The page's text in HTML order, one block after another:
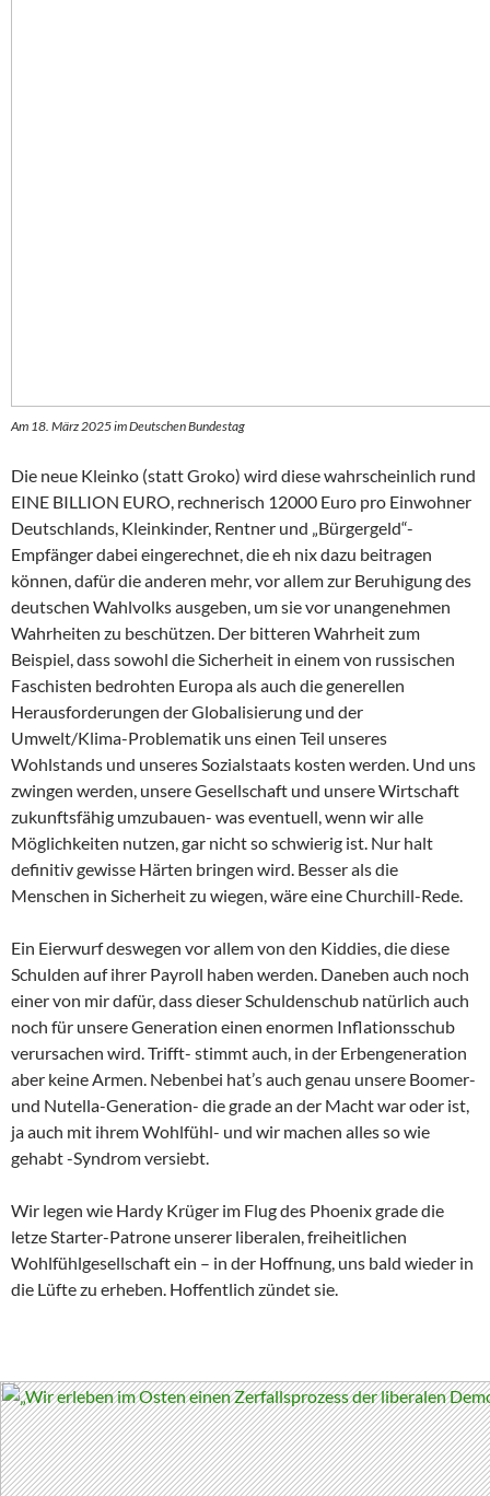
Am 18. März 2025 im Deutschen Bundestag
Die neue Kleinko (statt Groko) wird diese wahrscheinlich rund
EINE BILLION EURO, rechnerisch 12000 Euro pro Einwohner
Deutschlands, Kleinkinder, Rentner und „Bürgergeld“-
Empfänger dabei eingerechnet, die eh nix dazu beitragen
können, dafür die anderen mehr, vor allem zur Beruhigung des
deutschen Wahlvolks ausgeben, um sie vor unangenehmen
Wahrheiten zu beschützen. Der bitteren Wahrheit zum
Beispiel, dass sowohl die Sicherheit in einem von russischen
Faschisten bedrohten Europa als auch die generellen
Herausforderungen der Globalisierung und der
Umwelt/Klima-Problematik uns einen Teil unseres
Wohlstands und unseres Sozialstaats kosten werden. Und uns
zwingen werden, unsere Gesellschaft und unsere Wirtschaft
zukunftsfähig umzubauen- was eventuell, wenn wir alle
Möglichkeiten nutzen, gar nicht so schwierig ist. Nur halt
definitiv gewisse Härten bringen wird. Besser als die
Menschen in Sicherheit zu wiegen, wäre eine Churchill-Rede.
Ein Eierwurf deswegen vor allem von den Kiddies, die diese
Schulden auf ihrer Payroll haben werden. Daneben auch noch
einer von mir dafür, dass dieser Schuldenschub natürlich auch
noch für unsere Generation einen enormen Inflationsschub
verursachen wird. Trifft- stimmt auch, in der Erbengeneration
aber keine Armen. Nebenbei hat’s auch genau unsere Boomer-
und Nutella-Generation- die grade an der Macht war oder ist,
ja auch mit ihrem Wohlfühl- und wir machen alles so wie
gehabt -Syndrom versiebt.
Wir legen wie Hardy Krüger im Flug des Phoenix grade die
letze Starter-Patrone unserer liberalen, freiheitlichen
Wohlfühlgesellschaft ein – in der Hoffnung, uns bald wieder in
die Lüfte zu erheben. Hoffentlich zündet sie.